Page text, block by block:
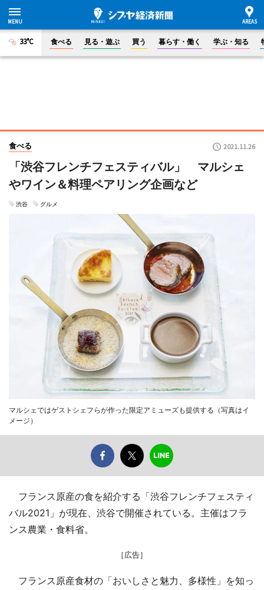
33°C 食べる 見る・遊ぶ 買う 暮らす・働く 学ぶ・知る
食べる 2021.11.26
「渋谷フレンチフェスティバル」 マルシェ
やワイン＆料理ペアリング企画など
渋谷 グルメ
マルシェではゲストシェフらが作った限定アミューズも提供する（写真はイ
メージ）
フランス原産の食を紹介する「渋谷フレンチフェスティ
バル2021」が現在、渋谷で開催されている。主催はフラ
ンス農業・食料省。
［広告］
フランス原産食材の「おいしさと魅力、多様性」を知っ